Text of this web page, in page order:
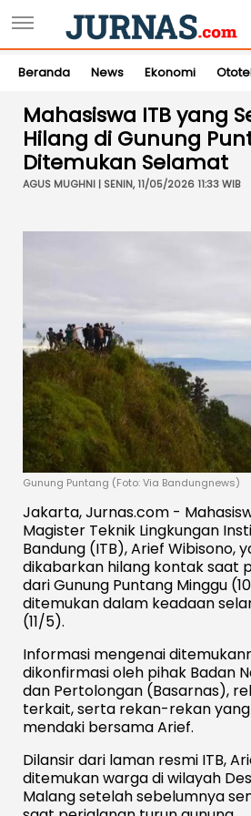
Beranda News Ekonomi
Mahasiswa ITB yang
Hilang di Gunung
Ditemukan Selamat
AGUS MUGHNI | SENIN, 11/05/2026 11:33 WIB
Gunung Puntang (Foto: Via Bandungnews)
Jakarta, Jurnas.com -
Magister Teknik Lingkungan
Bandung (ITB), Arief Wibisono,
dikabarkan hilang kontak saat
dari Gunung Puntang Minggu
ditemukan dalam keadaan
(11/5).
Informasi mengenai
dikonfirmasi oleh pihak Badan
dan Pertolongan (Basarnas),
terkait, serta rekan-rekan
mendaki bersama Arief.
Dilansir dari laman resmi ITB,
ditemukan warga di wilayah
Malang setelah sebelumnya